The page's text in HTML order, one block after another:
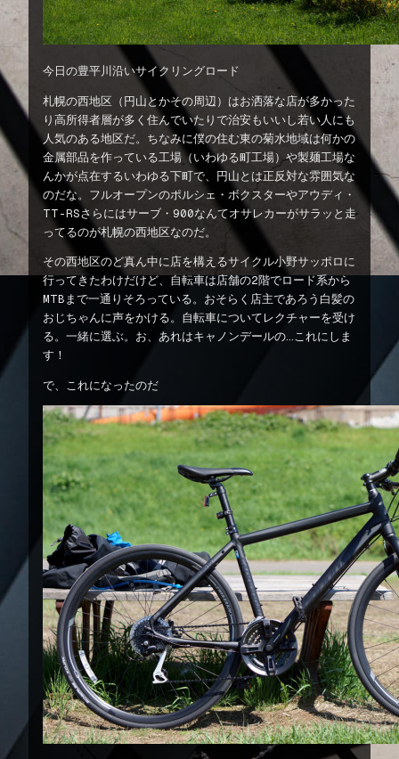
今日の豊平川沿いサイクリングロード
札幌の西地区（円山とかその周辺）はお洒落な店が多かった
り高所得者層が多く住んでいたりで治安もいいし若い人にも
人気のある地区だ。ちなみに僕の住む東の菊水地域は何かの
金属部品を作っている工場（いわゆる町工場）や製麺工場な
んかが点在するいわゆる下町で、円山とは正反対な雰囲気な
のだな。フルオープンのポルシェ・ボクスターやアウディ・
TT-RSさらにはサーブ・900なんてオサレカーがサラッと走
ってるのが札幌の西地区なのだ。
その西地区のど真ん中に店を構えるサイクル小野サッポロに
行ってきたわけだけど、自転車は店舗の2階でロード系から
MTBまで一通りそろっている。おそらく店主であろう白髪の
おじちゃんに声をかける。自転車についてレクチャーを受け
る。一緒に選ぶ。お、あれはキャノンデールの…これにしま
す！
で、これになったのだ